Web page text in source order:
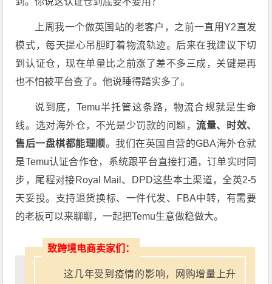
上周我一个做英国站的老客户，之前一直用Y2直发
模式，每天提心吊胆盯着物流轨迹。后来在我建议下切
到认证仓，现在单量比之前涨了差不多三成，关键是再
也不怕被平台查了。他说睡得踏实多了。
说到底，Temu半托管这条路，物流合规就是生命
线。选对海外仓，不光是少罚款的问题，流量、时效、
售后一盘棋都能理顺。我们在英国自营的GBA海外仓就
是Temu认证合作仓，系统跟平台直接打通，订单实时同
步，尾程对接Royal Mail、DPD这些本土渠道，全英2-5
天妥投。支持退货换标、一件代发、FBA中转，有需要
的老板可以来聊聊，一起把Temu生意做稳做大。
致跨境电商卖家们：
这几年受到疫情的影响，网购增量上升